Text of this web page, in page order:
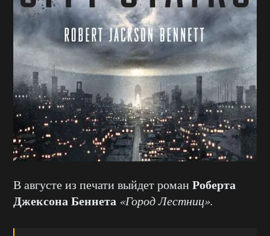
В августе из печати выйдет роман Роберта
Джексона Беннета «Город Лестниц».